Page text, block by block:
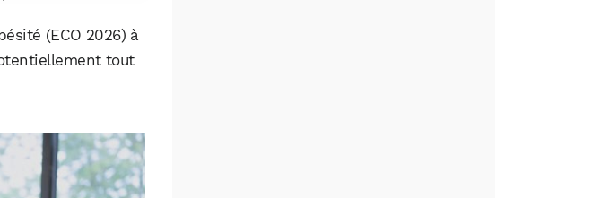
(ECO 2026) à
tout